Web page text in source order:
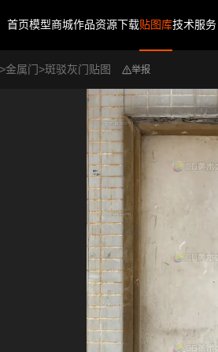
首页模型商城作品资源下载贴图库技术服务
>金属门>斑驳灰门贴图 举报